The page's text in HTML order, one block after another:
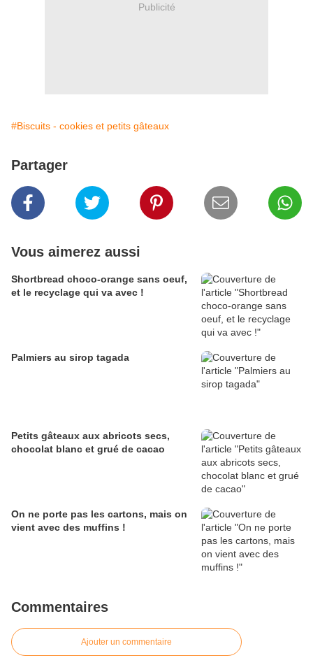
Publicité
#Biscuits - cookies et petits gâteaux
Partager
Vous aimerez aussi
Shortbread choco-orange sans oeuf,
et le recyclage qui va avec !
Palmiers au sirop tagada
Petits gâteaux aux abricots secs,
chocolat blanc et grué de cacao
On ne porte pas les cartons, mais on
vient avec des muffins !
Commentaires
Ajouter un commentaire